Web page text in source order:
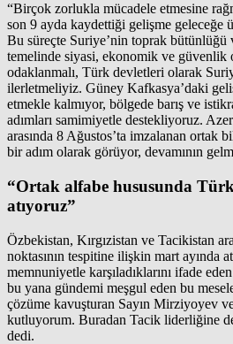
“Birçok zorlukla mücadele etmesine
son 9 ayda kaydettiği gelişme geleceğe
Bu süreçte Suriye’nin toprak
temelinde siyasi, ekonomik ve güvenlik
odaklanmalı, Türk devletleri olarak
ilerletmeliyiz. Güney Kafkasya’daki
etmekle kalmıyor, bölgede barış ve
adımları samimiyetle destekliyoruz.
arasında 8 Ağustos’ta imzalanan ortak
bir adım olarak görüyor, devamının
“Ortak alfabe hususunda
atıyoruz”
Özbekistan, Kırgızistan ve Tacikistan
noktasının tespitine ilişkin mart ayında
memnuniyetle karşıladıklarını ifade
bu yana gündemi meşgul eden bu
çözüme kavuşturan Sayın Mirziyoyev
kutluyorum. Buradan Tacik liderliğine
dedi.